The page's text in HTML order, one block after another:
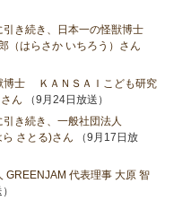
引き続き、日本一の怪獣博士
はらさか いちろう）さん
博士 ＫＡＮＳＡＩこども研究
ん （9月24日放送）
き続き、一般社団法人
さとる)さん （9月17日放
GREENJAM 代表理事 大原 智